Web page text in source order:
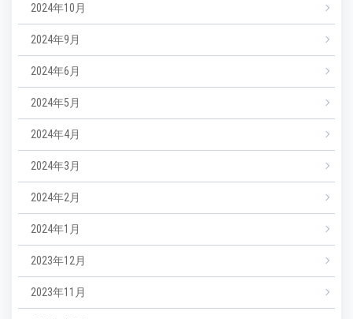
2024年10月
2024年9月
2024年6月
2024年5月
2024年4月
2024年3月
2024年2月
2024年1月
2023年12月
2023年11月